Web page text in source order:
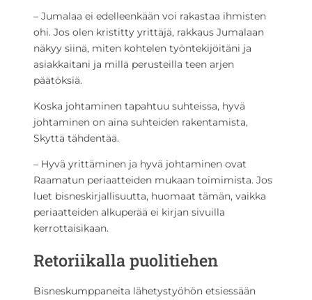
– Jumalaa ei edelleenkään voi rakastaa ihmisten
ohi. Jos olen kristitty yrittäjä, rakkaus Jumalaan
näkyy siinä, miten kohtelen työntekijöitäni ja
asiakkaitani ja millä perusteilla teen arjen
päätöksiä.
Koska johtaminen tapahtuu suhteissa, hyvä
johtaminen on aina suhteiden rakentamista,
Skyttä tähdentää.
– Hyvä yrittäminen ja hyvä johtaminen ovat
Raamatun periaatteiden mukaan toimimista. Jos
luet bisneskirjallisuutta, huomaat tämän, vaikka
periaatteiden alkuperää ei kirjan sivuilla
kerrottaisikaan.
Retoriikalla puolitiehen
Bisneskumppaneita lähetystyöhön etsiessään